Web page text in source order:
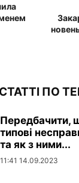
СТАТТІ ПО
Передбачити,
типові
та як з ними...
11:41 14.09.2023